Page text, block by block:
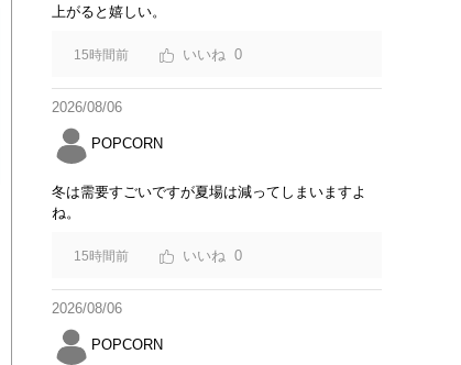
上がると嬉しい。
15時間前 0
2026/08/06
POPCORN
冬は需要すごいですが夏場は減ってしまいますよ
ね。
15時間前 0
2026/08/06
POPCORN